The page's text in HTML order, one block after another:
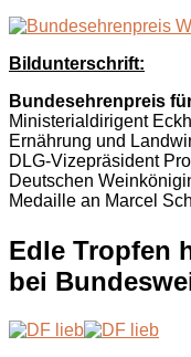
Bildunterschrift:
Bundesehrenpreis
Ministerialdirigent
Ernährung und
DLG-Vizepräsident
Deutschen
Medaille an Marcel
Edle Tropfen
bei